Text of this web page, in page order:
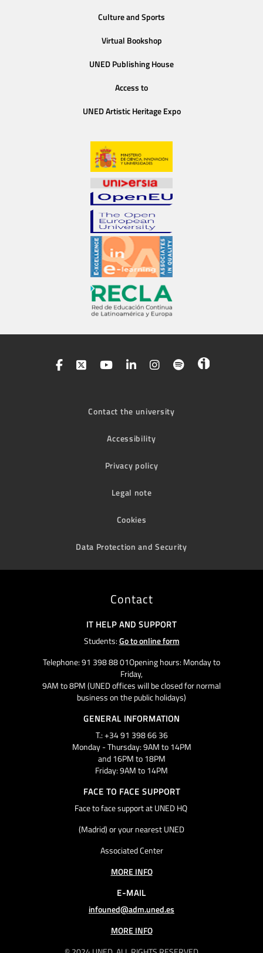
Culture and Sports
Virtual Bookshop
UNED Publishing House
Access to
UNED Artistic Heritage Expo
Contact the university
Accessibility
Privacy policy
Legal note
Cookies
Data Protection and Security
Contact
IT HELP AND SUPPORT
Students:Go to online form
Telephone: 91 398 88 01Opening hours: Monday to
Friday,
9AM to 8PM (UNED offices will be closed for normal
business on the public holidays)
GENERAL INFORMATION
T.: +34 91 398 66 36
Monday - Thursday: 9AM to 14PM
and 16PM to 18PM
Friday: 9AM to 14PM
FACE TO FACE SUPPORT
Face to face support at UNED HQ
(Madrid) or your nearest UNED
Associated Center
MORE INFO
E-MAIL
infouned@adm.uned.es
MORE INFO